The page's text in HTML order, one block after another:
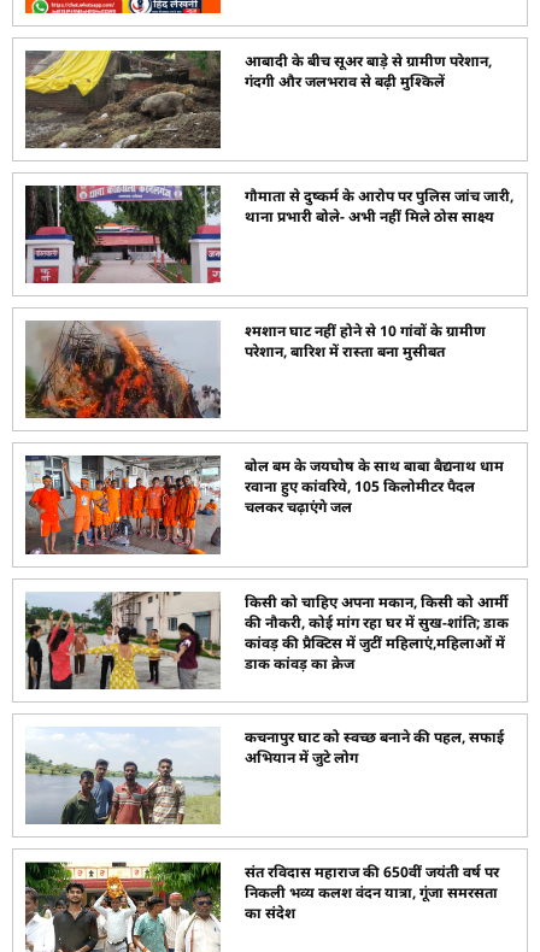
आबादी के बीच सूअर बाड़े से ग्रामीण परेशान,
गंदगी और जलभराव से बढ़ी मुश्किलें
गौमाता से दुष्कर्म के आरोप पर पुलिस जांच जारी,
थाना प्रभारी बोले- अभी नहीं मिले ठोस साक्ष्य
श्मशान घाट नहीं होने से 10 गांवों के ग्रामीण
परेशान, बारिश में रास्ता बना मुसीबत
बोल बम के जयघोष के साथ बाबा बैद्यनाथ धाम
रवाना हुए कांवरिये, 105 किलोमीटर पैदल
चलकर चढ़ाएंगे जल
किसी को चाहिए अपना मकान, किसी को आर्मी
की नौकरी, कोई मांग रहा घर में सुख-शांति; डाक
कांवड़ की प्रैक्टिस में जुटीं महिलाएं,महिलाओं में
डाक कांवड़ का क्रेज
कचनापुर घाट को स्वच्छ बनाने की पहल, सफाई
अभियान में जुटे लोग
संत रविदास महाराज की 650वीं जयंती वर्ष पर
निकली भव्य कलश वंदन यात्रा, गूंजा समरसता
का संदेश